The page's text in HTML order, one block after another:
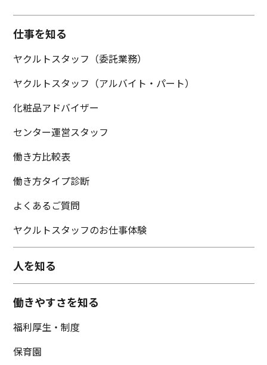
仕事を知る
ヤクルトスタッフ（委託業務）
ヤクルトスタッフ（アルバイト・パート）
化粧品アドバイザー
センター運営スタッフ
働き方比較表
働き方タイプ診断
よくあるご質問
ヤクルトスタッフのお仕事体験
人を知る
働きやすさを知る
福利厚生・制度
保育園